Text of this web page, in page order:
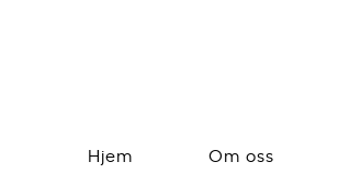
Hjem Om oss